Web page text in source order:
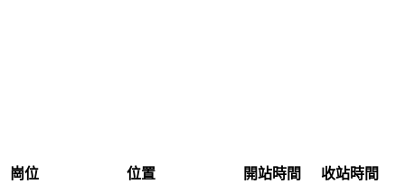
崗位 位置 開站時間 收站時間